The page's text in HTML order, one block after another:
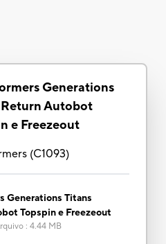
Generations
Autobot
e Freezeout
(C1093)
Generations Titans
Topspin e Freezeout
: 4.44 MB